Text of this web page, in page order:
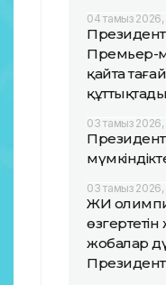
04 тамыз 2026,
Премьер-
қайта
құттықтады
03 тамыз 2026,
03 тамыз 2026,
ЖИ
жобалар
Президент